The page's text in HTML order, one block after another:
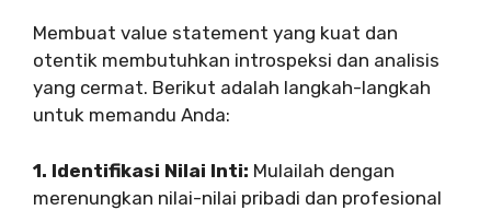
Membuat value statement yang kuat dan
otentik membutuhkan introspeksi dan analisis
yang cermat. Berikut adalah langkah-langkah
untuk memandu Anda:
1. Identifikasi Nilai Inti: Mulailah dengan
merenungkan nilai-nilai pribadi dan profesional